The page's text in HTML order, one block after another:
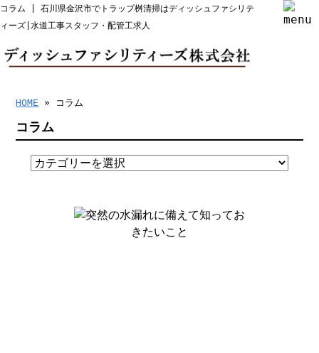
コラム | 石川県金沢市でトラップ桝清掃はディッシュファシリテ
ィーズ|水道工事スタッフ・配管工求人
HOME » コラム
コラム